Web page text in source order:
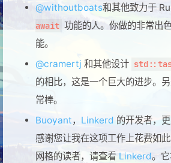
@withoutboats和其他致力于
await 功能的人。你做的非常出
能。
@cramertj 和其他设计
的相比，这是一个巨大的进步。
常棒。
Buoyant， Linkerd 的开发者，
感谢您让我在这项工作上花费如
网格的读者，请查看 Linkerd。